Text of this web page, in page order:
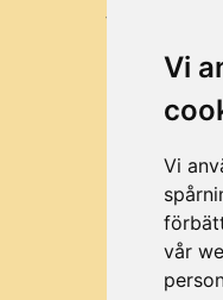
Vi
Vi
vår
©2026 All
VÅRA